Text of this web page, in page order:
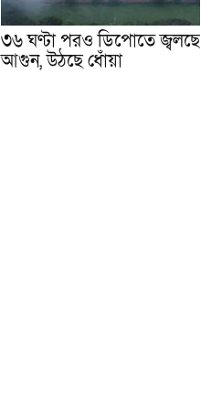
৩৬ ঘণ্টা পরও ডিপোতে জ্বলছে
আগুন, উঠছে ধোঁয়া